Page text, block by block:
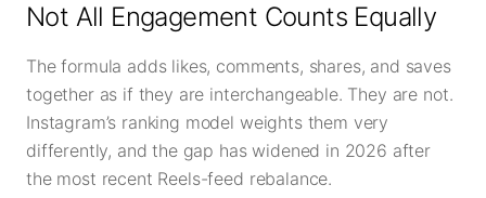
Not All Engagement Counts Equally
The formula adds likes, comments, shares, and saves
together as if they are interchangeable. They are not.
Instagram’s ranking model weights them very
differently, and the gap has widened in 2026 after
the most recent Reels-feed rebalance.